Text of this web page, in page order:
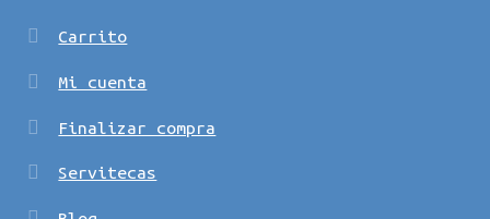
Carrito
Mi cuenta
Finalizar compra
Servitecas